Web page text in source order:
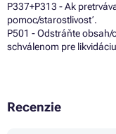
P337+P313 - Ak
pomoc/starostlivosť.
P501 - Odstráňte
schválenom pre
Recenzie